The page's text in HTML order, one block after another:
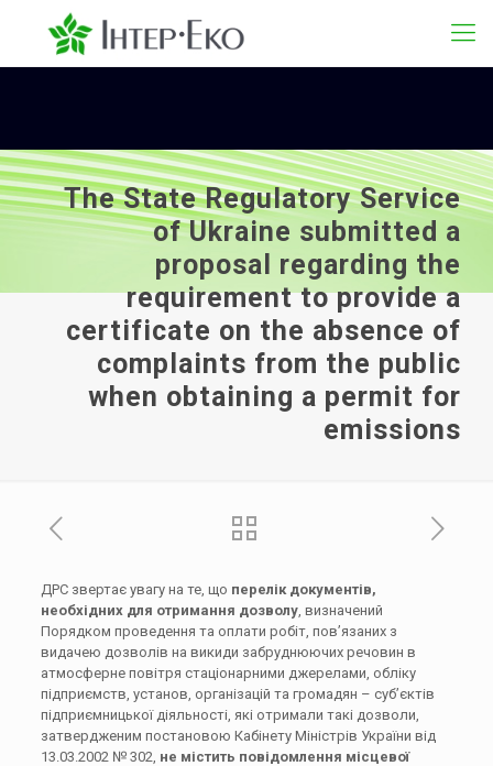
The State Regulatory Service
of Ukraine submitted a
proposal regarding the
requirement to provide a
certificate on the absence of
complaints from the public
when obtaining a permit for
emissions
ДРС звертає увагу на те, що перелік документів,
необхідних для отримання дозволу, визначений
Порядком проведення та оплати робіт, пов’язаних з
видачею дозволів на викиди забруднюючих речовин в
атмосферне повітря стаціонарними джерелами, обліку
підприємств, установ, організацій та громадян – суб’єктів
підприємницької діяльності, які отримали такі дозволи,
затвердженим постановою Кабінету Міністрів України від
13.03.2002 № 302, не містить повідомлення місцевої